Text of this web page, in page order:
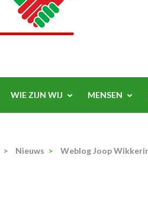
WIE ZIJN WIJ MENSEN
> Nieuws > Weblog Joop